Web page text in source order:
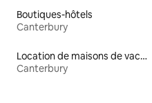
Boutiques-hôtels
Canterbury
Location de maisons de vacances
Canterbury